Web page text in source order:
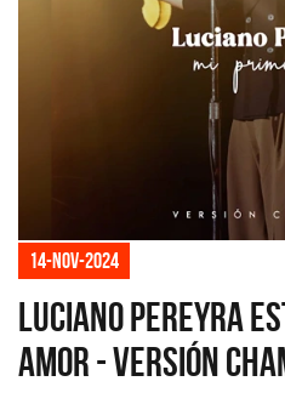
14-nov-2024
Luciano Pereyra
amor - Versión